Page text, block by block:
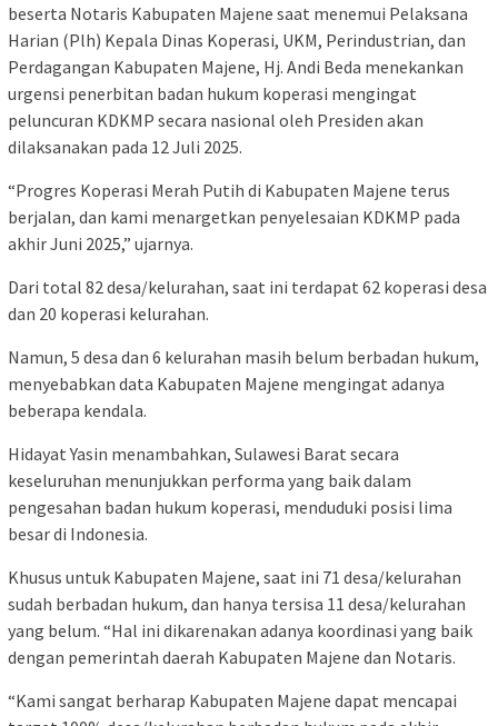
beserta Notaris Kabupaten Majene saat menemui Pelaksana
Harian (Plh) Kepala Dinas Koperasi, UKM, Perindustrian, dan
Perdagangan Kabupaten Majene, Hj. Andi Beda menekankan
urgensi penerbitan badan hukum koperasi mengingat
peluncuran KDKMP secara nasional oleh Presiden akan
dilaksanakan pada 12 Juli 2025.
“Progres Koperasi Merah Putih di Kabupaten Majene terus
berjalan, dan kami menargetkan penyelesaian KDKMP pada
akhir Juni 2025,” ujarnya.
Dari total 82 desa/kelurahan, saat ini terdapat 62 koperasi desa
dan 20 koperasi kelurahan.
Namun, 5 desa dan 6 kelurahan masih belum berbadan hukum,
menyebabkan data Kabupaten Majene mengingat adanya
beberapa kendala.
Hidayat Yasin menambahkan, Sulawesi Barat secara
keseluruhan menunjukkan performa yang baik dalam
pengesahan badan hukum koperasi, menduduki posisi lima
besar di Indonesia.
Khusus untuk Kabupaten Majene, saat ini 71 desa/kelurahan
sudah berbadan hukum, dan hanya tersisa 11 desa/kelurahan
yang belum. “Hal ini dikarenakan adanya koordinasi yang baik
dengan pemerintah daerah Kabupaten Majene dan Notaris.
“Kami sangat berharap Kabupaten Majene dapat mencapai